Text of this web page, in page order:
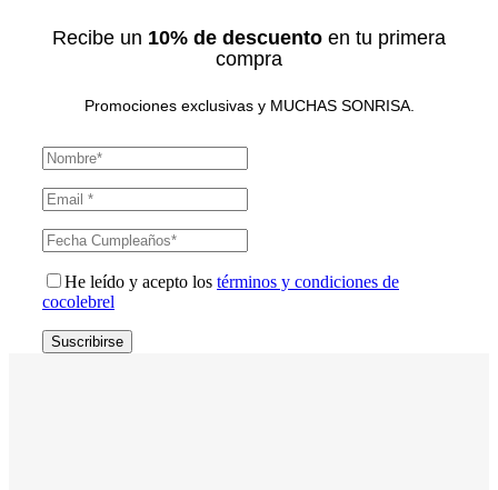
Recibe un 10% de descuento en tu primera
compra
Promociones exclusivas y MUCHAS SONRISA.
He leído y acepto los términos y condiciones de
cocolebrel
Suscribirse